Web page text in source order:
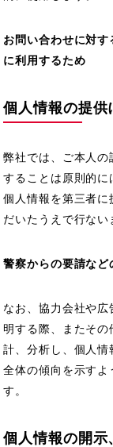
お問い合わせに対
に利用するため
個人情報の提供
弊社では、ご本人
することは原則的に
個人情報を第三者に
だいたうえで行ない
警察からの要請な
なお、協力会社や
明する際、またそ
計、分析し、個人
全体の傾向を示すよ
す。
個人情報の開示